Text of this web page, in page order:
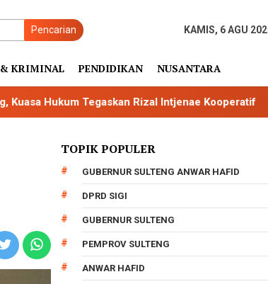
Pencarian KAMIS, 6 AGU
KRIMINAL PENDIDIKAN NUSANTARA
Tegaskan Rizal Intjenae Kooperatif Tinjau
TOPIK POPULER
GUBERNUR SULTENG ANWAR HAFID
DPRD SIGI
GUBERNUR SULTENG
PEMPROV SULTENG
ANWAR HAFID